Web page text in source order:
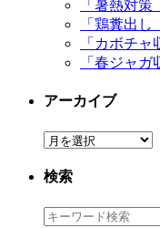
「暑熱対策
「鶏糞出し
「カボチャ
「春ジャ
アーカイブ
ア
カ
ブ
検索